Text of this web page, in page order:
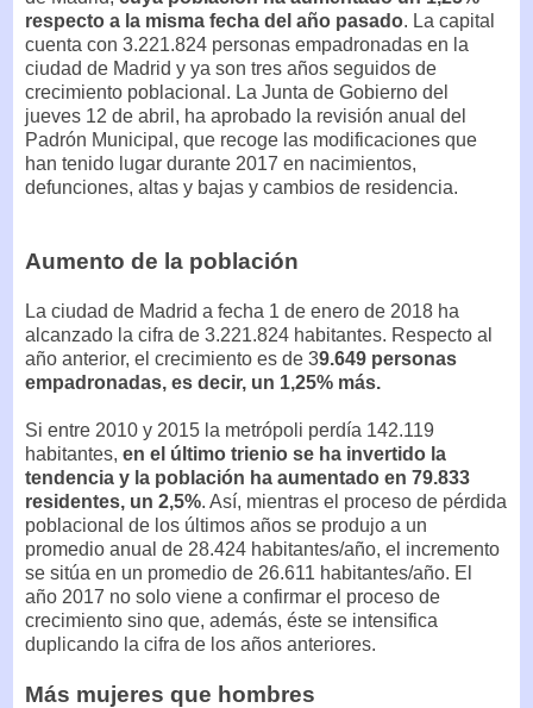
respecto a la misma fecha del año pasado. La capital
cuenta con 3.221.824 personas empadronadas en la
ciudad de Madrid y ya son tres años seguidos de
crecimiento poblacional. La Junta de Gobierno del
jueves 12 de abril, ha aprobado la revisión anual del
Padrón Municipal, que recoge las modificaciones que
han tenido lugar durante 2017 en nacimientos,
defunciones, altas y bajas y cambios de residencia.
Aumento de la población
La ciudad de Madrid a fecha 1 de enero de 2018 ha
alcanzado la cifra de 3.221.824 habitantes. Respecto al
año anterior, el crecimiento es de 39.649 personas
empadronadas, es decir, un 1,25% más.
Si entre 2010 y 2015 la metrópoli perdía 142.119
habitantes, en el último trienio se ha invertido la
tendencia y la población ha aumentado en 79.833
residentes, un 2,5%. Así, mientras el proceso de pérdida
poblacional de los últimos años se produjo a un
promedio anual de 28.424 habitantes/año, el incremento
se sitúa en un promedio de 26.611 habitantes/año. El
año 2017 no solo viene a confirmar el proceso de
crecimiento sino que, además, éste se intensifica
duplicando la cifra de los años anteriores.
Más mujeres que hombres